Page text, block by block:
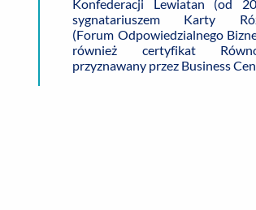
Konfederacji Lewiatan (od
sygnatariuszem Karty
(Forum Odpowiedzialnego
również certyfikat
przyznawany przez Business